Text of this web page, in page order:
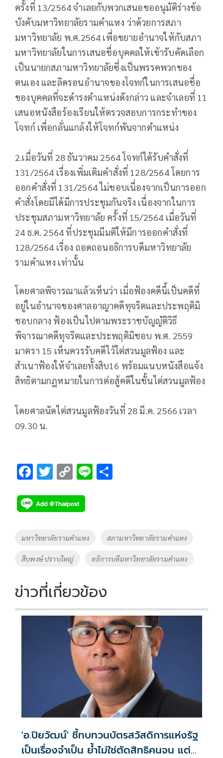
ครั้งที่ 13/2564 จำเลยกับพวกเสนอขออนุมัติร่างข้อ
บังคับมหาวิทยาลัยรามคำแหง ว่าด้วยการสภา
มหาวิทยาลัย พ.ศ.2564 เพื่อขยายอำนาจให้กับสภา
มหาวิทยาลัยในการเสนอชื่อบุคคลให้เข้ารับคัดเลือก
เป็นนายกสภามหาวิทยาลัยซึ่งเป็นพรรคพวกของ
ตนเอง และลิดรอนอำนาจของโจทก์ในการเสนอชื่อ
ของบุคคลที่จะดำรงตำแหน่งดังกล่าว และจำเลยที่ 11
เสนอหนังสือร้องเรียนให้ตรวจสอบการกระทำของ
โจทก์ เพื่อกลั่นแกล้งให้โจทก์พันจากตำแหน่ง
2.เมื่อวันที่ 28 ธันวาคม 2564 โจทก์ได้รับคำสั่งที่
131/2564 เรื่องเพิ่มเติมคำสั่งที่ 128/2564 โดยการ
ออกคำสั่งที่ 131/2564 ไม่ชอบเนื่องจากเป็นการออก
คำสั่งโดยมีได้มีการประชุมกันจริง เนื่องจากในการ
ประชุมสภามหาวิทยาลัย ครั้งที่ 15/2564 เมื่อวันที่
24 ธ.ค. 2564 ที่ประชุมมีมติให้มีการออกคำสั่งที่
128/2564 เรื่อง ถอดถอนอธิการบดีมหาวิทยาลัย
รามคำแหง เท่านั้น
โดยศาลพิจารณาแล้วเห็นว่า เมื่อฟ้องคดีนี้เป็นคดีที่
อยู่ในอำนาจของศาลอาญาคดีทุจริตและประพฤติมิ
ชอบกลาง ฟ้องเป็นไปตามพระราชบัญญัติวิธี
พิจารณาคดีทุจริตและประพฤติมิชอบ พ.ศ. 2559
มาตรา 15 เห็นควรรับคดีไว้ไต่สวนมูลฟ้อง และ
สำเนาฟ้องให้จำเลยทั้งสิบ16 พร้อมแนบหนังสือแจ้ง
สิทธิตามกฎหมายในการต่อสู้คดีในชั้นไต่สวนมูลฟ้อง
โดยศาลนัดไต่สวนมูลฟ้องวันที่ 28 มี.ค. 2566 เวลา
09.30 น.
F
e
b
o
o
k
T
tt
er
C
p
y
Li
n
k
Li
Tags
มหาวิทยาลัยรามคำแหง สภามหาวิทยาลัยรามคำแหง
สืบพงษ์ ปราบใหญ่ อธิการบดีมหาวิทยาลัยรามคำแหง
ข่าวที่เกี่ยวข้อง
'อ.ปิยวัฒน์' ชี้ทบทวนบัตรสวัสดิการแห่งรัฐ
เป็นเรื่องจำเป็น ย้ำไม่ใช่ตัดสิทธิคนจน แต่